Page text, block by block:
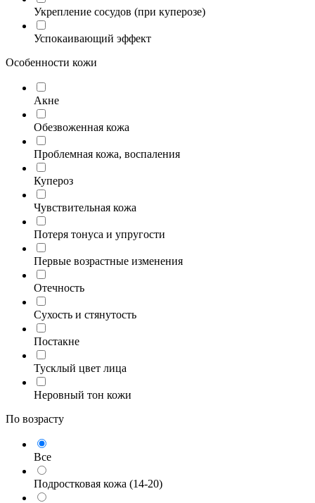
Укрепление сосудов (при куперозе)
Успокаивающий эффект
Особенности кожи
Акне
Обезвоженная кожа
Проблемная кожа, воспаления
Купероз
Чувствительная кожа
Потеря тонуса и упругости
Первые возрастные изменения
Отечность
Сухость и стянутость
Постакне
Тусклый цвет лица
Неровный тон кожи
По возрасту
Все
Подростковая кожа (14-20)